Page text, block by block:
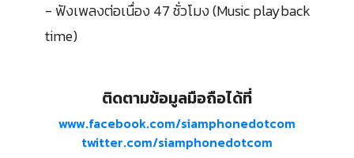
- ฟังเพลงต่อเนื่อง 47 ชั่วโมง (Music playback
time)
ติดตามข้อมูลมือถือได้ที่
www.facebook.com/siamphonedotcom
twitter.com/siamphonedotcom